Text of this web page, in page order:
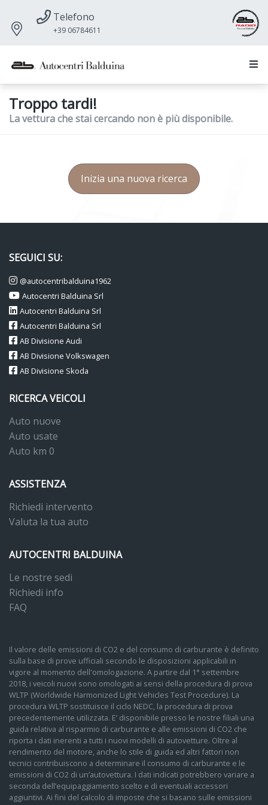
Telefono
+39 06784611
Troppo tardi!
La vettura che stai cercando non è più disponibile.
Inizia una nuova ricerca
SEGUICI SU:
@autocentribalduina1962
Autocentri Balduina Srl
Autocentri Balduina Srl
Autocentri Balduina Srl
AB Divisione Audi
AB Divisione Volkswagen
AB Divisione Skoda
RICERCA VEICOLI
Auto nuove
Auto usate
Auto km 0
ASSISTENZA
Richiedi intervento
Valuta la tua auto
AUTOCENTRI BALDUINA
Le nostre sedi
Richiedi info
FAQ
Il valore delle emissioni di CO2 e del consumo di carburante è definito
sulla base di prove ufficiali secondo le disposizioni applicabili in
vigore al momento dell'omologazione. A partire dal 1° settembre
2018, i veicoli nuovi sono omologati ai sensi della procedura di prova
WLTP (Worldwide Harmonized Light Vehicles Test Procedure). La
procedura WLTP sostituisce il ciclo NEDC, la procedura di prova
precedentemente utilizzata. E’ disponibile presso le nostre filiali una
guida relativa al risparmio di carburante e alle emissioni di CO2 che
riporta i dati inerenti a tutti i nuovi modelli di autovetture. Oltre al
rendimento del motore, anche lo stile di guida ed altri fattori non
tecnici contribuiscono a determinare il consumo di carburante e le
emissioni di CO2 di un’autovettura. I dati indicati potrebbero variare a
seconda dell’equipaggiamento scelto e di eventuali accessori
aggiuntivi. Ai fini del calcolo di imposte che si basano sulle emissioni